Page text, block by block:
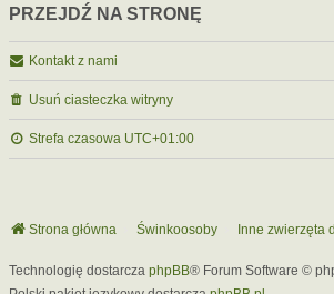
PRZEJDŹ NA STRONĘ
Kontakt z nami
Usuń ciasteczka witryny
Strefa czasowa UTC+01:00
Strona główna Świnkoosoby Inne zwierzęta
Technologię dostarcza phpBB® Forum Software ©